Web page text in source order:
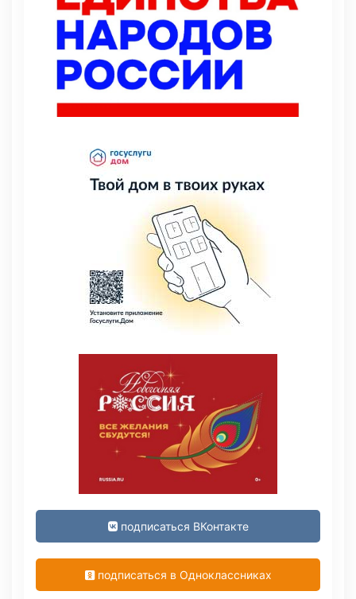
подписаться ВКонтакте
подписаться в Одноклассниках